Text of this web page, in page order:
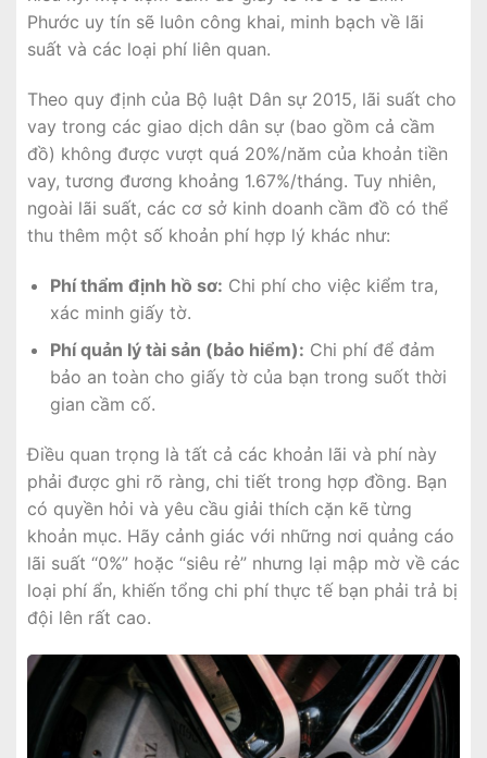
Phước uy tín sẽ luôn công khai, minh bạch về lãi
suất và các loại phí liên quan.
Theo quy định của Bộ luật Dân sự 2015, lãi suất cho
vay trong các giao dịch dân sự (bao gồm cả cầm
đồ) không được vượt quá 20%/năm của khoản tiền
vay, tương đương khoảng 1.67%/tháng. Tuy nhiên,
ngoài lãi suất, các cơ sở kinh doanh cầm đồ có thể
thu thêm một số khoản phí hợp lý khác như:
Phí thẩm định hồ sơ: Chi phí cho việc kiểm tra,
xác minh giấy tờ.
Phí quản lý tài sản (bảo hiểm): Chi phí để đảm
bảo an toàn cho giấy tờ của bạn trong suốt thời
gian cầm cố.
Điều quan trọng là tất cả các khoản lãi và phí này
phải được ghi rõ ràng, chi tiết trong hợp đồng. Bạn
có quyền hỏi và yêu cầu giải thích cặn kẽ từng
khoản mục. Hãy cảnh giác với những nơi quảng cáo
lãi suất “0%” hoặc “siêu rẻ” nhưng lại mập mờ về các
loại phí ẩn, khiến tổng chi phí thực tế bạn phải trả bị
đội lên rất cao.